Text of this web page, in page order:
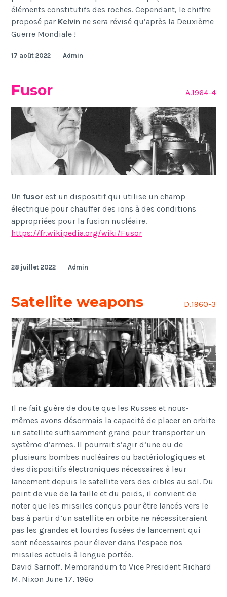
éléments constitutifs des roches. Cependant, le chiffre
proposé par Kelvin ne sera révisé qu’après la Deuxième
Guerre Mondiale !
17 août 2022 Admin
Fusor A.1964-4
Unfusor est un dispositif qui utilise un champ
électrique pour chauffer des ions à des conditions
appropriées pour la fusion nucléaire.
https://fr.wikipedia.org/wiki/Fusor
28 juillet 2022 Admin
Satellite weapons D.1960-3
Il ne fait guère de doute que les Russes et nous-
mêmes avons désormais la capacité de placer en orbite
un satellite suffisamment grand pour transporter un
système d’armes. Il pourrait s’agir d’une ou de
plusieurs bombes nucléaires ou bactériologiques et
des dispositifs électroniques nécessaires à leur
lancement depuis le satellite vers des cibles au sol. Du
point de vue de la taille et du poids, il convient de
noter que les missiles conçus pour être lancés vers le
bas à partir d’un satellite en orbite ne nécessiteraient
pas les grandes et lourdes fusées de lancement qui
sont nécessaires pour élever dans l’espace nos
missiles actuels à longue portée.
David Sarnoff, Memorandum to Vice President Richard
M. Nixon June 17, 196o